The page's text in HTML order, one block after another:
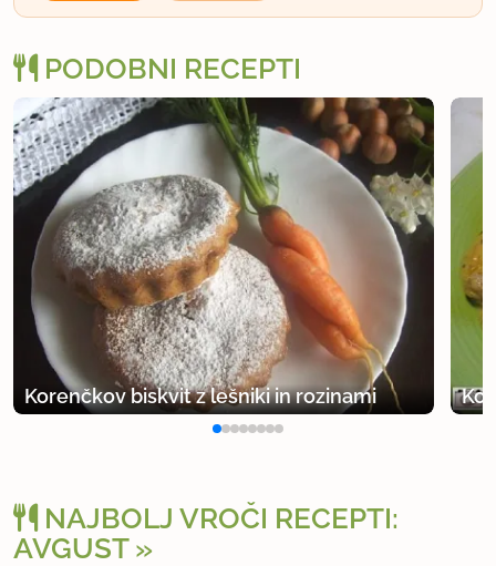
PODOBNI RECEPTI
Korenčkov biskvit z lešniki in rozinami
NAJBOLJ VROČI RECEPTI:
AVGUST